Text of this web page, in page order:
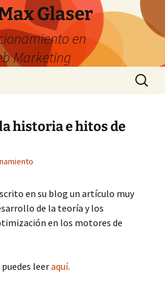
Glaser
en
Marketing
Buscar:
historia e hitos de
en su blog un artículo muy
de la teoría y los
en los motores de
leeraquí.